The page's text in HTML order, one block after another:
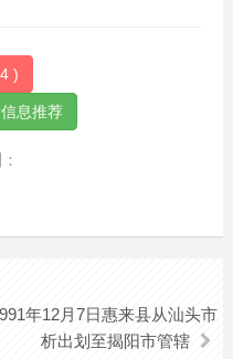
)
年12月7日惠来县从汕头市
析出划至揭阳市管辖